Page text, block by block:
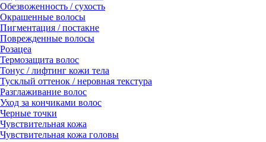
Обезвоженность / сухость
Окрашенные волосы
Пигментация / постакне
Поврежденные волосы
Розацеа
Термозащита волос
Тонус / лифтинг кожи тела
Тусклый оттенок / неровная текстура
Разглаживание волос
Уход за кончиками волос
Черные точки
Чувствительная кожа
Чувствительная кожа головы